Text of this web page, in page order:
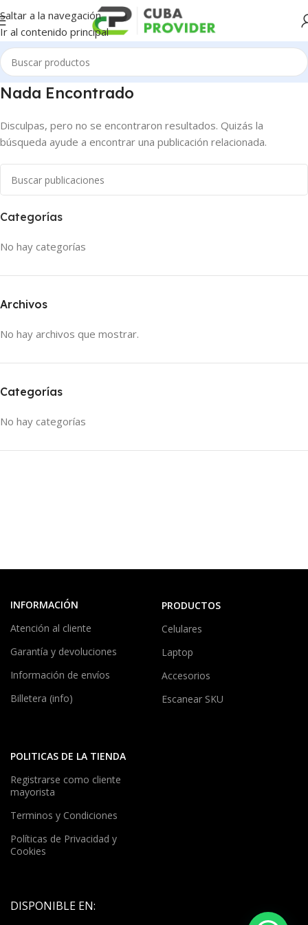
Saltar a la navegación
Ir al contenido principal
Nada Encontrado
Disculpas, pero no se encontraron resultados. Quizás la
búsqueda ayude a encontrar una publicación relacionada.
Categorías
No hay categorías
Archivos
No hay archivos que mostrar.
Categorías
No hay categorías
INFORMACIÓN
Atención al cliente
Garantía y devoluciones
Información de envíos
Billetera (info)
PRODUCTOS
Celulares
Laptop
Accesorios
Escanear SKU
POLITICAS DE LA TIENDA
Registrarse como cliente
mayorista
Terminos y Condiciones
Políticas de Privacidad y
Cookies
DISPONIBLE EN: